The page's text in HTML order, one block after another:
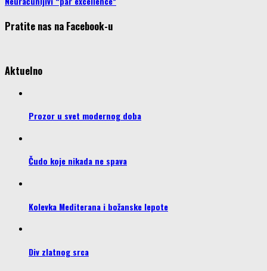
Pratite nas na Facebook-u
Aktuelno
Prozor u svet modernog doba
Čudo koje nikada ne spava
Kolevka Mediterana i božanske lepote
Div zlatnog srca